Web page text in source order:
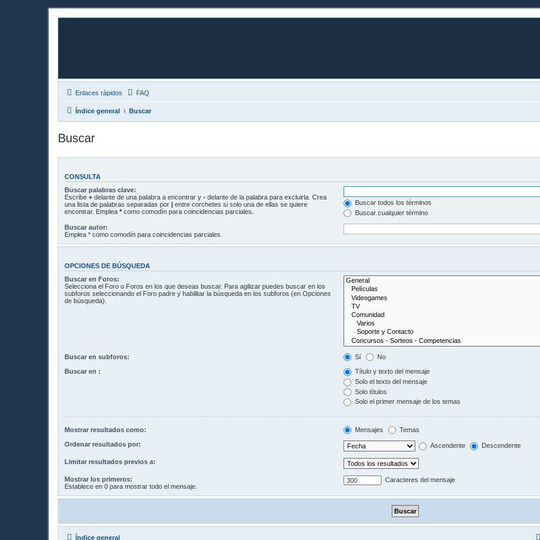
Enlaces rápidos FAQ
Índice general Buscar
Buscar
CONSULTA
Buscar palabras clave:
Escribe + delante de una palabra a encontrar y - delante de la palabra para excluirla. Crea
una lista de palabras separadas por | entre corchetes si solo una de ellas se quiere
encontrar. Emplea * como comodín para coincidencias parciales.
Buscar todos los términos
Buscar cualquier término
Buscar autor:
Emplea * como comodín para coincidencias parciales.
OPCIONES DE BÚSQUEDA
Buscar en Foros:
Selecciona el Foro o Foros en los que deseas buscar. Para agilizar puedes buscar en los
subforos seleccionando el Foro padre y habilitar la búsqueda en los subforos (en Opciones
de búsqueda).
Buscar en subforos: Sí No
Buscar en :
Título y texto del mensaje
Solo el texto del mensaje
Solo títulos
Solo el primer mensaje de los temas
Mostrar resultados como: Mensajes Temas
Ordenar resultados por: Ascendente Descendente
Limitar resultados previos a:
Mostrar los primeros:
Establece en 0 para mostrar todo el mensaje.
Caracteres del mensaje
Índice general